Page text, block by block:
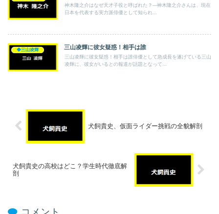
神木隆之介はなぜ天才子役と呼ばれた？---神木隆之介さんは、現在
日本を代表する実力派俳優として知られ...
◆三山凌輝 三山凌輝に彼女疑惑！相手は誰
三山凌輝に彼女疑惑！相手は誰俳優として急成長を遂げている三山
凌輝に、彼女がいるとの報道が話題となって...
犬飼貴史、仮面ライダー挑戦の全貌解剖
犬飼貴史の高校はどこ？学生時代徹底解
剖
コメント